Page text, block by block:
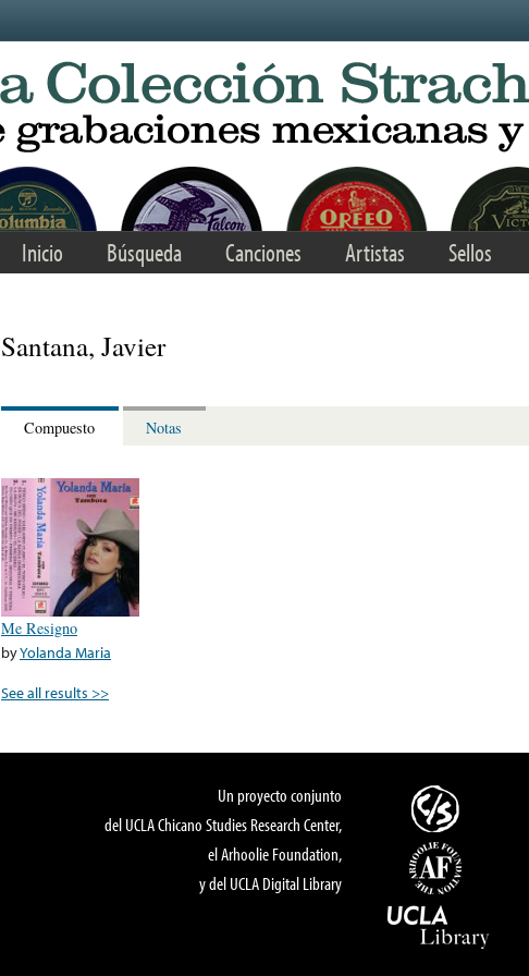
Inicio Búsqueda Canciones Artistas Sellos
Santana, Javier
Compuesto Notas
Me Resigno
byYolanda Maria
See all results >>
Un proyecto conjunto
del UCLA Chicano Studies Research Center,
el Arhoolie Foundation,
y del UCLA Digital Library